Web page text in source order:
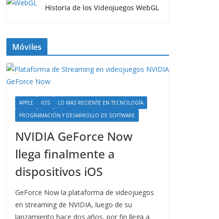
Historia de los Videojuegos WebGL
Móviles
APPLE IOS
LO MAS RECIENTE EN TECNOLOGÍA
PROGRAMACIÓN Y DESARROLLO DE SOFTWARE
NVIDIA GeForce Now
llega finalmente a
dispositivos iOS
GeForce Now la plataforma de videojuegos
en streaming de NVIDIA, luego de su
lanzamiento hace dos años, por fin llega a